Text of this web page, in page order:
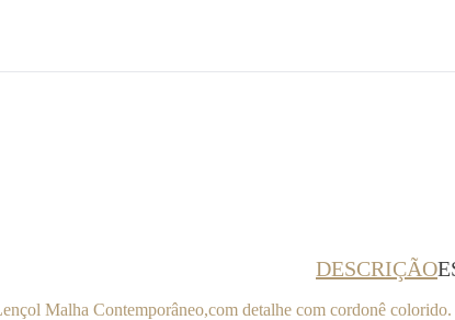
DESCRIÇÃO
Malha Contemporâneo,com detalhe com cordonê